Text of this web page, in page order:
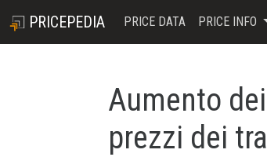
PRICEPEDIA PRICE DATA PRICE INFO
Aumento
prezzi dei